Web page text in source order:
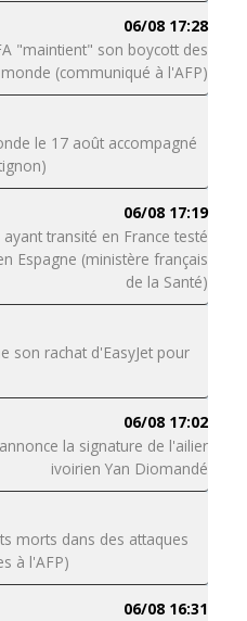
06/08 17:28
"maintient" son boycott des
(communiqué à l'AFP)
le 17 août accompagné
06/08 17:19
transité en France testé
Espagne (ministère français
de la Santé)
son rachat d'EasyJet pour
06/08 17:02
la signature de l'ailier
ivoirien Yan Diomandé
morts dans des attaques
à l'AFP)
06/08 16:31